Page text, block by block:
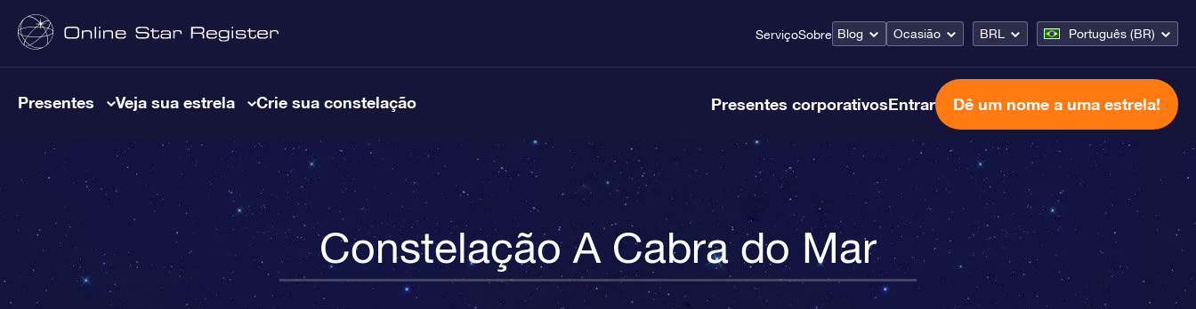
ServiçoSobre Blog Ocasião BRL Português (BR)
Presentes Veja sua estrela Crie sua constelação Presentes corporativosEntrar Dê um nome a uma estrela!
Constelação A Cabra do Mar